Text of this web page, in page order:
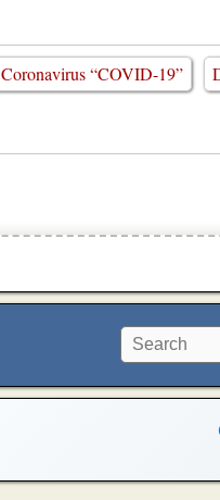
Coronavirus “COVID-19”